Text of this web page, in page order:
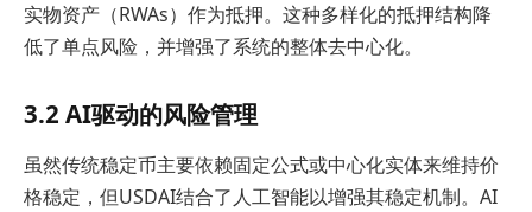
实物资产（RWAs）作为抵押。这种多样化的抵押结构降
低了单点风险，并增强了系统的整体去中心化。
3.2 AI驱动的风险管理
虽然传统稳定币主要依赖固定公式或中心化实体来维持价
格稳定，但USDAI结合了人工智能以增强其稳定机制。AI